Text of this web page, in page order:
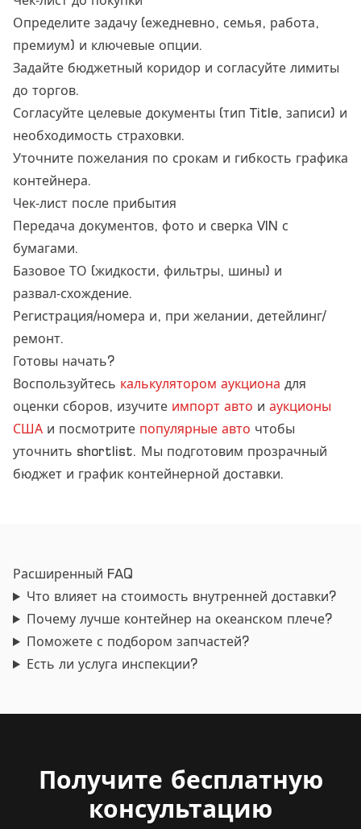
Определите задачу (ежедневно, семья, работа,
премиум) и ключевые опции.
Задайте бюджетный коридор и согласуйте лимиты
до торгов.
Согласуйте целевые документы (тип Title, записи) и
необходимость страховки.
Уточните пожелания по срокам и гибкость графика
контейнера.
Чек‑лист после прибытия
Передача документов, фото и сверка VIN с
бумагами.
Базовое ТО (жидкости, фильтры, шины) и
развал‑схождение.
Регистрация/номера и, при желании, детейлинг/
ремонт.
Готовы начать?
Воспользуйтесь калькулятором аукциона для
оценки сборов, изучите импорт авто и аукционы
США и посмотрите популярные авто чтобы
уточнить shortlist. Мы подготовим прозрачный
бюджет и график контейнерной доставки.
Расширенный FAQ
Что влияет на стоимость внутренней доставки?
Почему лучше контейнер на океанском плече?
Поможете с подбором запчастей?
Есть ли услуга инспекции?
Получите бесплатную
консультацию